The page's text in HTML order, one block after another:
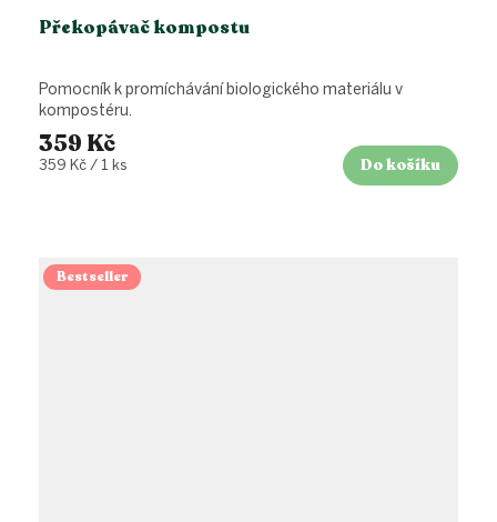
Překopávač kompostu
359 Kč
Měrná
359 Kč / 1 ks Do košíku
Pomocník k promíchávání biologického materiálu v
kompostéru.
Bestseller